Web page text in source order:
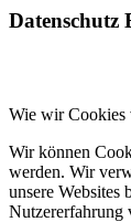
Datenschutz
Wie wir Cookies
Wir können
werden. Wir
unsere Websites
Nutzererfahrung